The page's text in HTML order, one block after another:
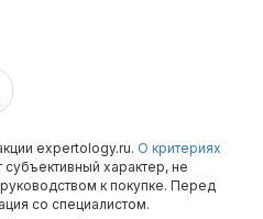
expertology.ru. О критериях
характер, не
к покупке. Перед
со специалистом.